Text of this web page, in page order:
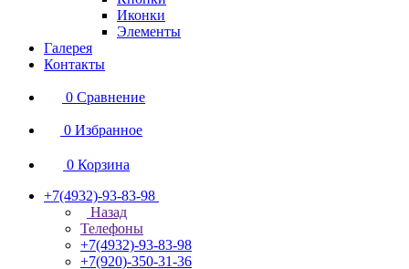
Иконки
Элементы
Галерея
Контакты
0 Сравнение
0 Избранное
0 Корзина
+7(4932)-93-83-98
Назад
Телефоны
+7(4932)-93-83-98
+7(920)-350-31-36